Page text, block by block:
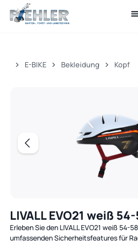
Zum Hauptinhalt springen
E-BIKE Bekleidung Kopf
LIVALL EVO21 weiß
Erleben Sie den LIVALL EVO21 weiß 54-
umfassenden Sicherheitsfeatures für